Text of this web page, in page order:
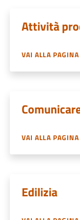
Attività
VAI ALLA PAGINA
VAI ALLA PAGINA
Edilizia